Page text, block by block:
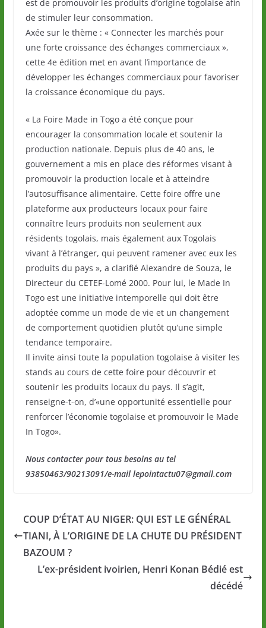
est de promouvoir les produits d’origine togolaise afin
de stimuler leur consommation.
Axée sur le thème : « Connecter les marchés pour
une forte croissance des échanges commerciaux »,
cette 4e édition met en avant l’importance de
développer les échanges commerciaux pour favoriser
la croissance économique du pays.
« La Foire Made in Togo a été conçue pour
encourager la consommation locale et soutenir la
production nationale. Depuis plus de 40 ans, le
gouvernement a mis en place des réformes visant à
promouvoir la production locale et à atteindre
l’autosuffisance alimentaire. Cette foire offre une
plateforme aux producteurs locaux pour faire
connaître leurs produits non seulement aux
résidents togolais, mais également aux Togolais
vivant à l’étranger, qui peuvent ramener avec eux les
produits du pays », a clarifié Alexandre de Souza, le
Directeur du CETEF-Lomé 2000. Pour lui, le Made In
Togo est une initiative intemporelle qui doit être
adoptée comme un mode de vie et un changement
de comportement quotidien plutôt qu’une simple
tendance temporaire.
Il invite ainsi toute la population togolaise à visiter les
stands au cours de cette foire pour découvrir et
soutenir les produits locaux du pays. Il s’agit,
renseigne-t-on, d’«une opportunité essentielle pour
renforcer l’économie togolaise et promouvoir le Made
In Togo».
Nous contacter pour tous besoins au tel
93850463/90213091/e-mail lepointactu07@gmail.com
COUP D’ÉTAT AU NIGER: QUI EST LE GÉNÉRAL
TIANI, À L’ORIGINE DE LA CHUTE DU PRÉSIDENT
BAZOUM ?
L’ex-président ivoirien, Henri Konan Bédié est
décédé